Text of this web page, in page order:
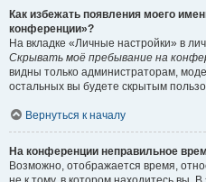
Как избежать появления моего
конференции»?
На вкладке «Личные настройки» в
Скрывать моё пребывание на
видны только администраторам,
остальных вы будете скрытым
Вернуться к началу
На конференции неправильное
Возможно, отображается время,